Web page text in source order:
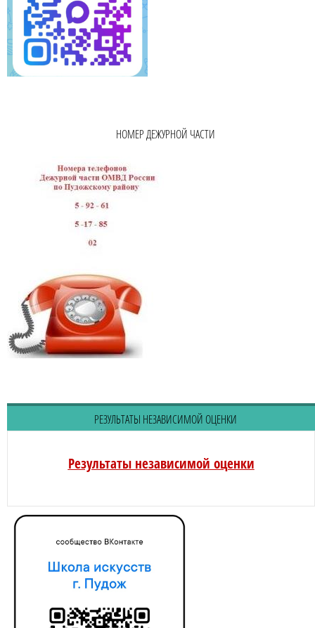
НОМЕР ДЕЖУРНОЙ ЧАСТИ
РЕЗУЛЬТАТЫ НЕЗАВИСИМОЙ ОЦЕНКИ
Результаты независимой оценки